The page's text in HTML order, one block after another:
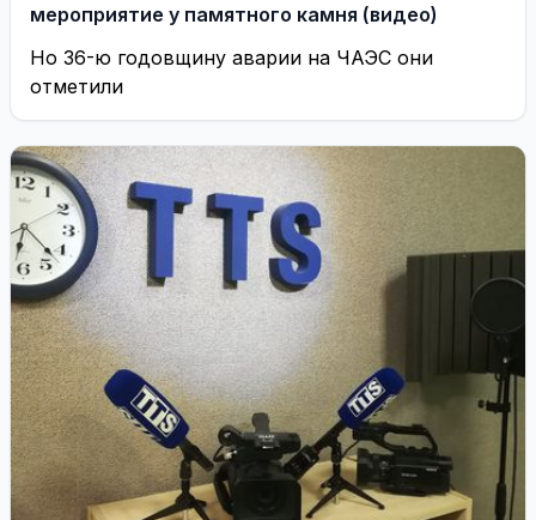
мероприятие у памятного камня (видео)
Но 36-ю годовщину аварии на ЧАЭС они
отметили